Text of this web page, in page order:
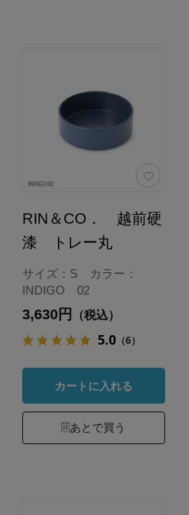
RIN＆CO． 越前硬
漆 トレー丸
サイズ：S カラー：
INDIGO 02
3,630円 （税込）
5.0（6）
カートに入れる
あとで買う